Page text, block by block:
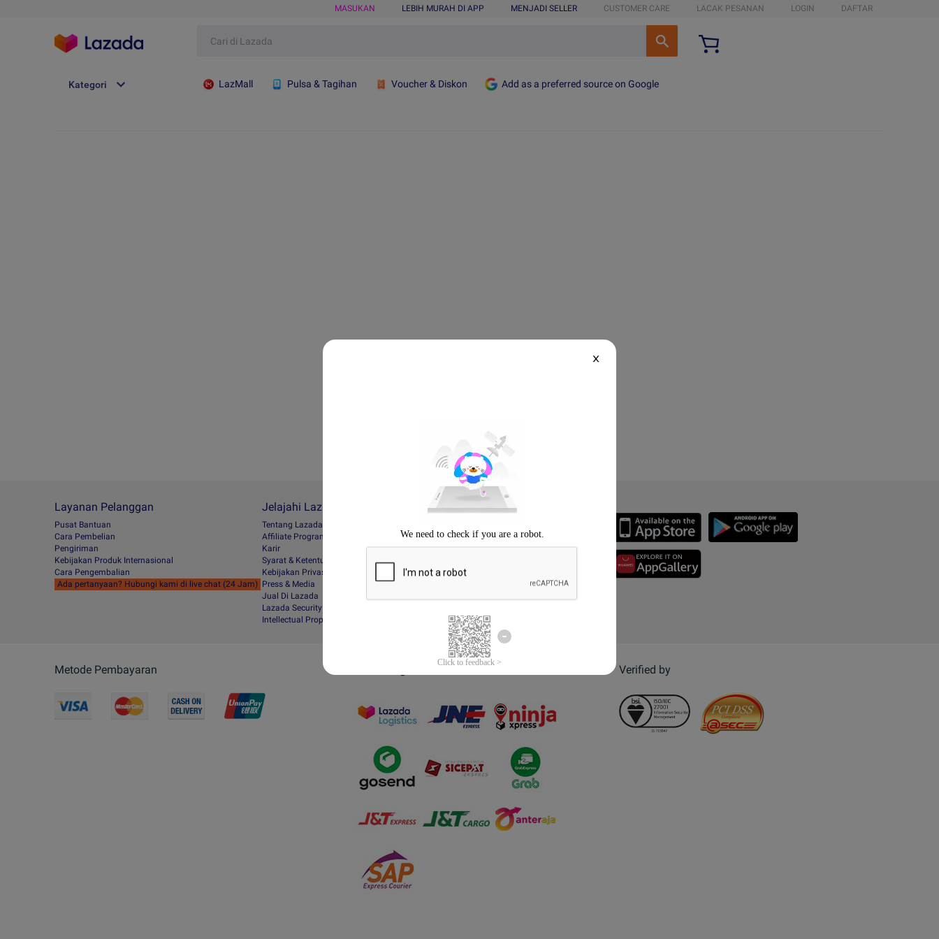
MASUKAN LEBIH MURAH DI APP MENJADI SELLER CUSTOMER CARE LACAK PESANAN LOGIN DAFTAR
Kategori LazMall Pulsa & Tagihan Voucher & Diskon Add as a preferred source on Google
Layanan Pelanggan
Pusat Bantuan
Cara Pembelian
Pengiriman
Kebijakan Produk Internasional
Cara Pengembalian
Ada pertanyaan? Hubungi kami di live chat (24 Jam)
Jelajahi Lazada
Tentang Lazada
Afﬁliate Program
Karir
Syarat & Ketentuan
Kebijakan Privasi
Press & Media
Jual Di Lazada
Lazada Security
Intellectual Property Protection
Download the App
Metode Pembayaran Verified by
X